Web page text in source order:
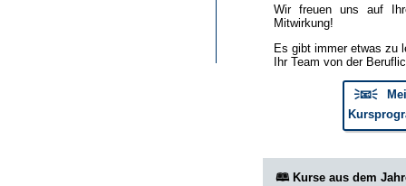
Wir freuen uns auf
Mitwirkung!
Es gibt immer etwas zu
Ihr Team von der
🗦📧🗧
🕮 Kurse aus dem